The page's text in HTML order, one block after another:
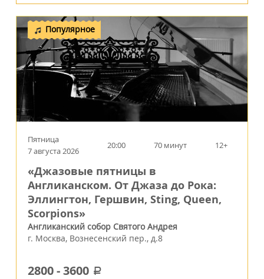
Популярное
Пятница
7 августа 2026
20:00 70 минут 12+
«Джазовые пятницы в
Англиканском. От Джаза до Рока:
Эллингтон, Гершвин, Sting, Queen,
Scorpions»
Англиканский собор Святого Андрея
г. Москва, Вознесенский пер., д.8
2800-3600 a